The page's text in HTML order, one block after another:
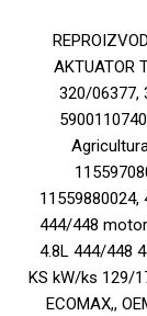
AKTUATOR
320/06377,
11559880024,
444/448 motor
4.8L 444/448
KS kW/ks 129/
ECOMAX,,